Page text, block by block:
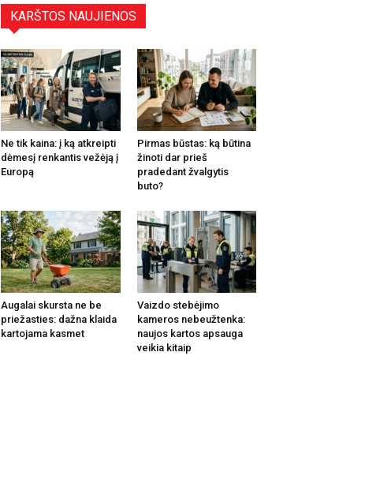
KARŠTOS NAUJIENOS
Ne tik kaina: į ką atkreipti
dėmesį renkantis vežėją į
Europą
Pirmas būstas: ką būtina
žinoti dar prieš
pradedant žvalgytis
buto?
Augalai skursta ne be
priežasties: dažna klaida
kartojama kasmet
Vaizdo stebėjimo
kameros nebeužtenka:
naujos kartos apsauga
veikia kitaip